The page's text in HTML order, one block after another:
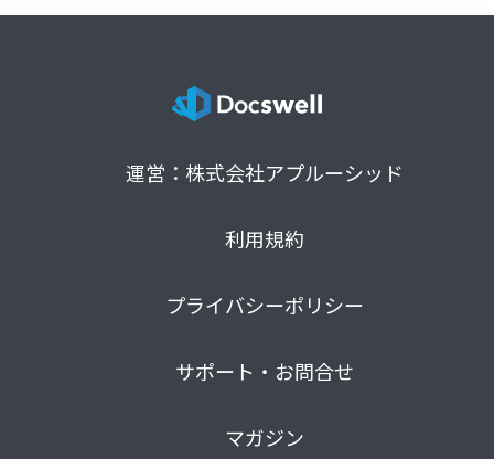
運営：株式会社アプルーシッド
利用規約
プライバシーポリシー
サポート・お問合せ
マガジン